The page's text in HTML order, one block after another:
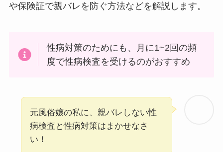
や保険証で親バレを防ぐ方法などを解説します。
性病対策のためにも、月に1~2回の頻
度で性病検査を受けるのがおすすめ
元風俗嬢の私に、親バレしない性
病検査と性病対策はまかせなさ
い！